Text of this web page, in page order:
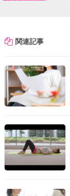
関連記事